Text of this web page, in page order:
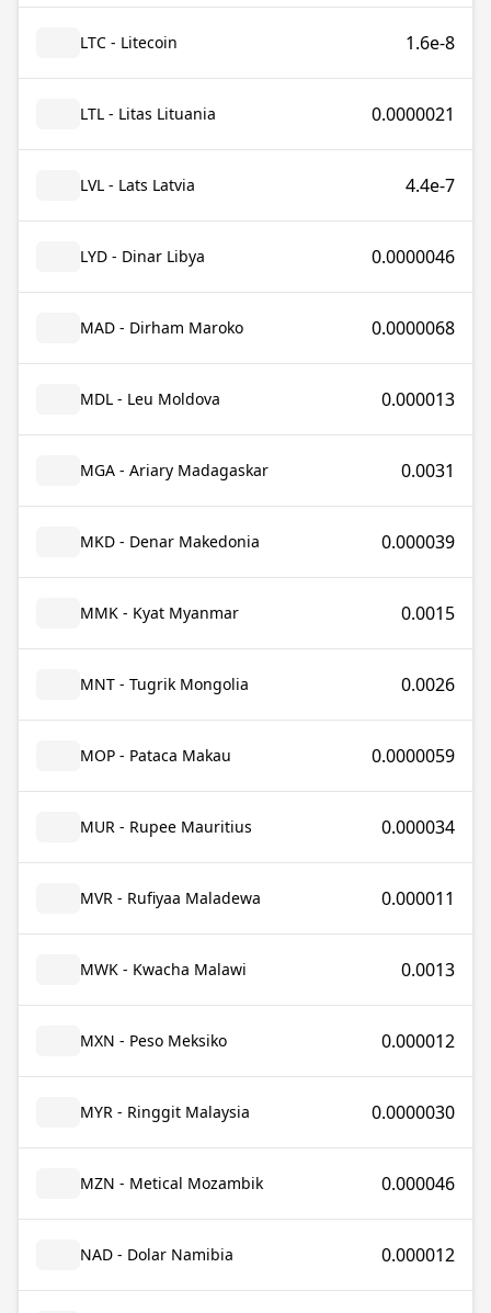
LTC - Litecoin 1.6e-8
LTL - Litas Lituania 0.0000021
LVL - Lats Latvia 4.4e-7
LYD - Dinar Libya 0.0000046
MAD - Dirham Maroko 0.0000068
MDL - Leu Moldova 0.000013
MGA - Ariary Madagaskar 0.0031
MKD - Denar Makedonia 0.000039
MMK - Kyat Myanmar 0.0015
MNT - Tugrik Mongolia 0.0026
MOP - Pataca Makau 0.0000059
MUR - Rupee Mauritius 0.000034
MVR - Rufiyaa Maladewa 0.000011
MWK - Kwacha Malawi 0.0013
MXN - Peso Meksiko 0.000012
MYR - Ringgit Malaysia 0.0000030
MZN - Metical Mozambik 0.000046
NAD - Dolar Namibia 0.000012